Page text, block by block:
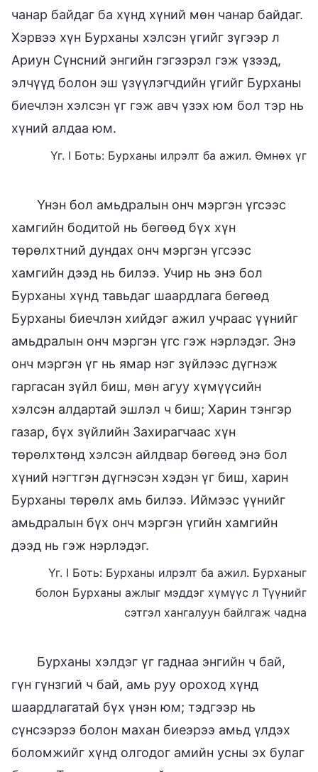
чанар байдаг ба хүнд хүний мөн чанар байдаг.
Хэрвээ хүн Бурханы хэлсэн үгийг зүгээр л
Ариун Сүнсний энгийн гэгээрэл гэж үзээд,
элчүүд болон эш үзүүлэгчдийн үгийг Бурханы
биечлэн хэлсэн үг гэж авч үзэх юм бол тэр нь
хүний алдаа юм.
Үг. I Боть: Бурханы илрэлт ба ажил. Өмнөх үг
Үнэн бол амьдралын онч мэргэн үгсээс
хамгийн бодитой нь бөгөөд бүх хүн
төрөлхтний дундах онч мэргэн үгсээс
хамгийн дээд нь билээ. Учир нь энэ бол
Бурханы хүнд тавьдаг шаардлага бөгөөд
Бурханы биечлэн хийдэг ажил учраас үүнийг
амьдралын онч мэргэн үгс гэж нэрлэдэг. Энэ
онч мэргэн үг нь ямар нэг зүйлээс дүгнэж
гаргасан зүйл биш, мөн агуу хүмүүсийн
хэлсэн алдартай эшлэл ч биш; Харин тэнгэр
газар, бүх зүйлийн Захирагчаас хүн
төрөлхтөнд хэлсэн айлдвар бөгөөд энэ бол
хүний нэгтгэн дүгнэсэн хэдэн үг биш, харин
Бурханы төрөлх амь билээ. Иймээс үүнийг
амьдралын бүх онч мэргэн үгийн хамгийн
дээд нь гэж нэрлэдэг.
Үг. I Боть: Бурханы илрэлт ба ажил. Бурханыг
болон Бурханы ажлыг мэддэг хүмүүс л Түүнийг
сэтгэл хангалуун байлгаж чадна
Бурханы хэлдэг үг гаднаа энгийн ч бай,
гүн гүнзгий ч бай, амь руу ороход хүнд
шаардлагатай бүх үнэн юм; тэдгээр нь
сүнсээрээ болон махан биеэрээ амьд үлдэх
боломжийг хүнд олгодог амийн усны эх булаг